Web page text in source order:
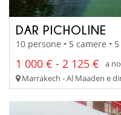
DAR PICHOLINE
10 persone • 5 camere •
1 000 € - 2 125 €
a
Marrakech - Al Maaden e